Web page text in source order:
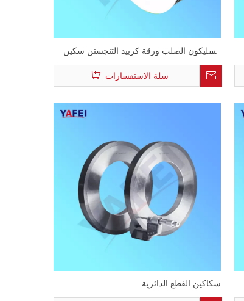
السليكون الصلب ورقة كربيد التنجستن سكين
القطع الدوارة
سلة الاستفسارات
سكاكين القطع الدائرية